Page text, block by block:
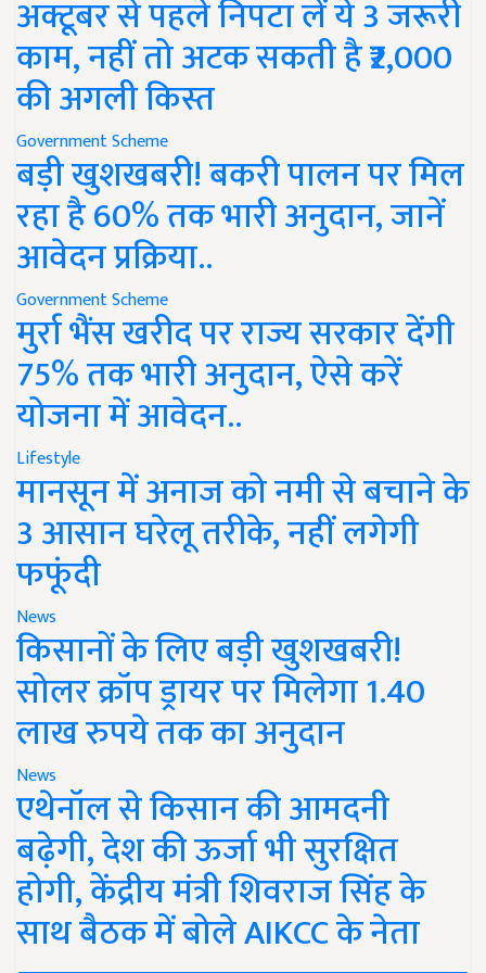
अक्टूबर से पहले निपटा लें ये 3 जरूरी
काम, नहीं तो अटक सकती है ₹2,000
की अगली किस्त
Government Scheme
बड़ी खुशखबरी! बकरी पालन पर मिल
रहा है 60% तक भारी अनुदान, जानें
आवेदन प्रक्रिया..
Government Scheme
मुर्रा भैंस खरीद पर राज्य सरकार देंगी
75% तक भारी अनुदान, ऐसे करें
योजना में आवेदन..
Lifestyle
मानसून में अनाज को नमी से बचाने के
3 आसान घरेलू तरीके, नहीं लगेगी
फफूंदी
News
किसानों के लिए बड़ी खुशखबरी!
सोलर क्रॉप ड्रायर पर मिलेगा 1.40
लाख रुपये तक का अनुदान
News
एथेनॉल से किसान की आमदनी
बढ़ेगी, देश की ऊर्जा भी सुरक्षित
होगी, केंद्रीय मंत्री शिवराज सिंह के
साथ बैठक में बोले AIKCC के नेता